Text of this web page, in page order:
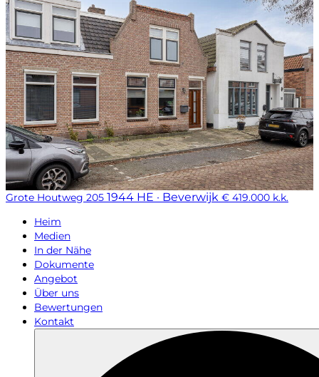
Grote Houtweg 205 1944 HE · Beverwijk € 419.000 k.k.
Heim
Medien
In der Nähe
Dokumente
Angebot
Über uns
Bewertungen
Kontakt